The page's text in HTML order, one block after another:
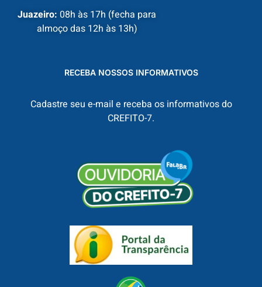
Juazeiro: 08h às 17h (fecha para
almoço das 12h às 13h)
RECEBA NOSSOS INFORMATIVOS
Cadastre seu e-mail e receba os informativos do
CREFITO-7.